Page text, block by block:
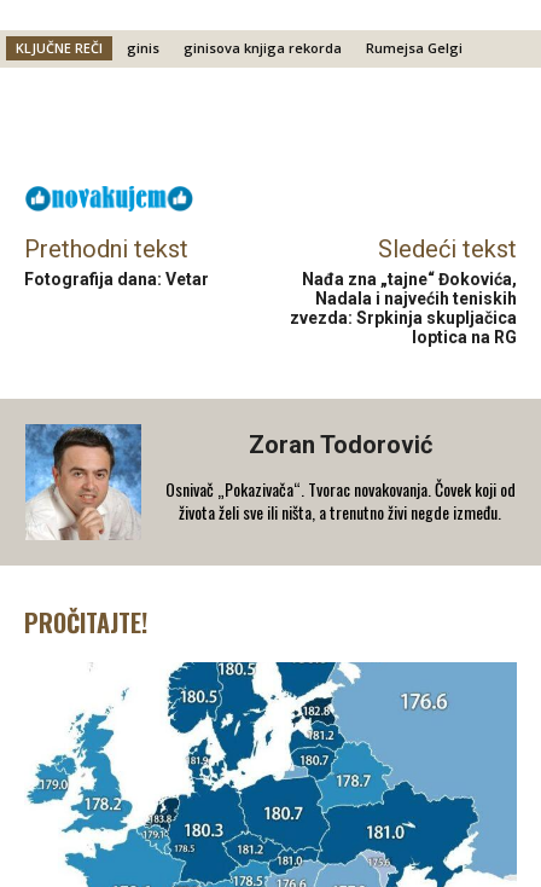
KLJUČNE REČI ginis ginisova knjiga rekorda Rumejsa Gelgi
Prethodni tekst
Fotografija dana: Vetar
Sledeći tekst
Nađa zna „tajne“ Đokovića,
Nadala i najvećih teniskih
zvezda: Srpkinja skupljačica
loptica na RG
Zoran Todorović
Osnivač „Pokazivača“. Tvorac novakovanja. Čovek koji od
života želi sve ili ništa, a trenutno živi negde između.
PROČITAJTE!